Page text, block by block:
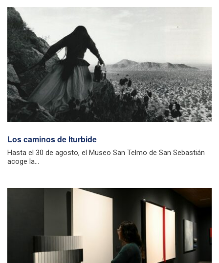
Los caminos de Iturbide
Hasta el 30 de agosto, el Museo San Telmo de San Sebastián
acoge la...